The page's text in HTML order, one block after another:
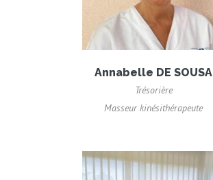
Annabelle DE SOUSA
Trésorière
Masseur kinésithérapeute